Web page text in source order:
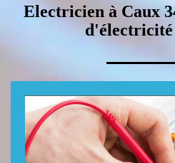
Electricien à Caux
d'électricité